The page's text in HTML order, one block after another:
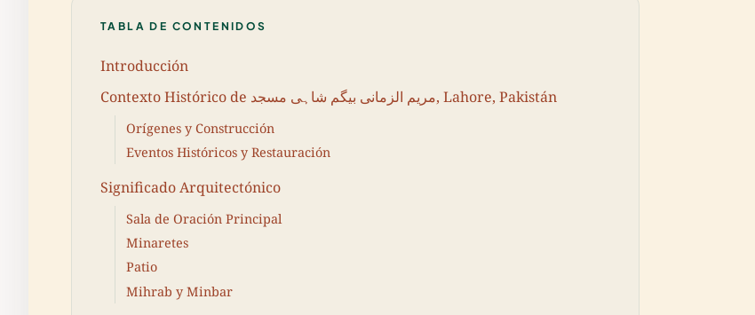
TABLA DE CONTENIDOS
Introducción
Contexto Histórico de مریم الزمانی بیگم شاہی مسجد, Lahore, Pakistán
Orígenes y Construcción
Eventos Históricos y Restauración
Significado Arquitectónico
Sala de Oración Principal
Minaretes
Patio
Mihrab y Minbar